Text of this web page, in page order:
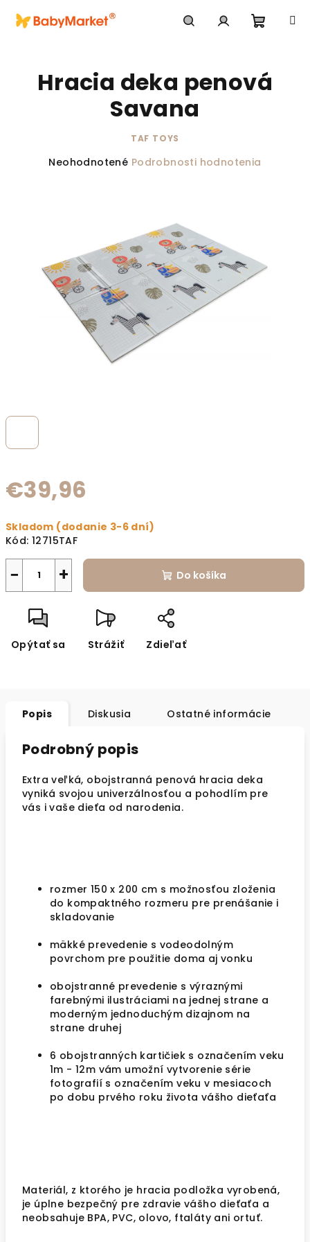
€39,96
Skladom (dodanie 3-6 dní)
Kód: 12715TAF
+
− Do košíka
Opýtať sa Strážiť Zdieľať
Hracia deka penová
Savana
TAF TOYS
Priemerné hodnotenie produktu je 0,0 z 5
Neohodnotené Podrobnosti hodnotenia
Popis Diskusia Ostatné informácie
Podrobný popis
Extra veľká, obojstranná penová hracia deka
vyniká svojou univerzálnosťou a pohodlím pre
vás i vaše dieťa od narodenia.
rozmer 150 x 200 cm s možnosťou zloženia
do kompaktného rozmeru pre prenášanie i
skladovanie
mäkké prevedenie s vodeodolným
povrchom pre použitie doma aj vonku
obojstranné prevedenie s výraznými
farebnými ilustráciami na jednej strane a
moderným jednoduchým dizajnom na
strane druhej
6 obojstranných kartičiek s označením veku
1m - 12m vám umožní vytvorenie série
fotografií s označením veku v mesiacoch
po dobu prvého roku života vášho dieťaťa
Materiál, z ktorého je hracia podložka vyrobená,
je úplne bezpečný pre zdravie vášho dieťaťa a
neobsahuje BPA, PVC, olovo, ftaláty ani ortuť.